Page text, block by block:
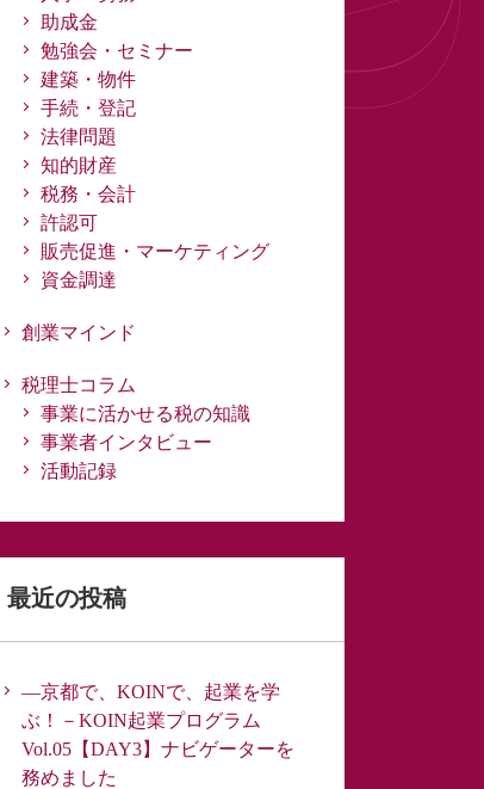
助成金
勉強会・セミナー
建築・物件
手続・登記
法律問題
知的財産
税務・会計
許認可
販売促進・マーケティング
資金調達
創業マインド
税理士コラム
事業に活かせる税の知識
事業者インタビュー
活動記録
最近の投稿
―京都で、KOINで、起業を学
ぶ！－KOIN起業プログラム
Vol.05【DAY3】ナビゲーターを
務めました